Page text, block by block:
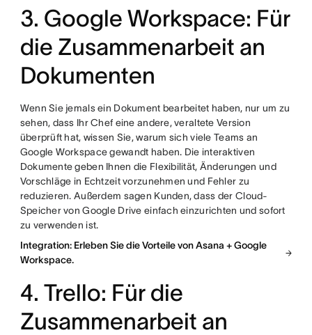
3. Google Workspace: Für
die Zusammenarbeit an
Dokumenten
Wenn Sie jemals ein Dokument bearbeitet haben, nur um zu
sehen, dass Ihr Chef eine andere, veraltete Version
überprüft hat, wissen Sie, warum sich viele Teams an
Google Workspace gewandt haben. Die interaktiven
Dokumente geben Ihnen die Flexibilität, Änderungen und
Vorschläge in Echtzeit vorzunehmen und Fehler zu
reduzieren. Außerdem sagen Kunden, dass der Cloud-
Speicher von Google Drive einfach einzurichten und sofort
zu verwenden ist.
Integration: Erleben Sie die Vorteile von Asana + Google
Workspace.
4. Trello: Für die
Zusammenarbeit an